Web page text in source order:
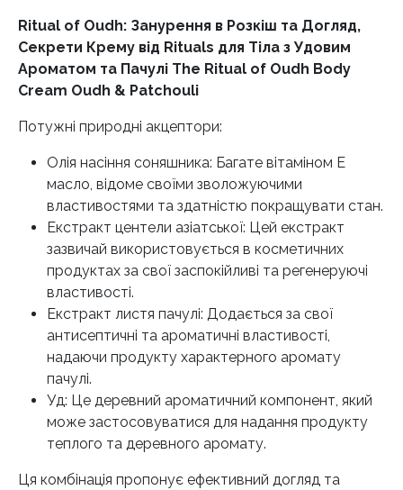
Ritual of Oudh: Занурення в Розкіш та Догляд,
Секрети Крему від Rituals для Тіла з Удовим
Ароматом та Пачулі The Ritual of Oudh Body
Cream Oudh & Patchouli
Потужні природні акцептори:
Олія насіння соняшника: Багате вітаміном Е
масло, відоме своїми зволожуючими
властивостями та здатністю покращувати стан.
Екстракт центели азіатської: Цей екстракт
зазвичай використовується в косметичних
продуктах за свої заспокійливі та регенеруючі
властивості.
Екстракт листя пачулі: Додається за свої
антисептичні та ароматичні властивості,
надаючи продукту характерного аромату
пачулі.
Уд: Це деревний ароматичний компонент, який
може застосовуватися для надання продукту
теплого та деревного аромату.
Ця комбінація пропонує ефективний догляд та